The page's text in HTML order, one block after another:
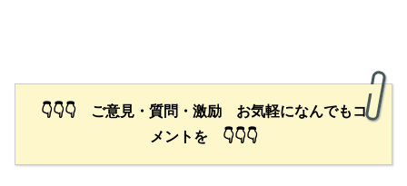
👇👇👇 ご意見・質問・激励 お気軽になんでもコ
メントを 👇👇👇